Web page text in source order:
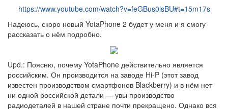
https://www.youtube.com/watch?v=feGBus0lsBU#t=15m17s
Надеюсь, скоро новый YotaPhone 2 будет у меня и я смогу
рассказать о нём подробно.
Upd.: Поясню, почему YotaPhone действительно является
российским. Он производится на заводе Hi-P (этот завод
известен производством смартфонов Blackberry) и в нём нет
ни одной российской детали — увы производство
радиодеталей в нашей стране почти прекращено. Однако вся